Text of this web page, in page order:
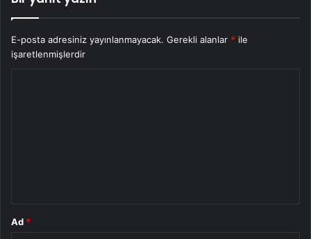
E-posta adresiniz yayınlanmayacak. Gerekli alanlar * ile
işaretlenmişlerdir
Ad *